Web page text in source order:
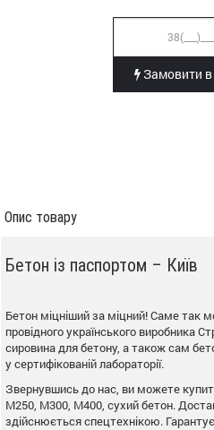
Замовити в
Опис товару
Бетон із паспортом – Київ
Бетон міцніший за міцний! Саме так
провідного українського виробника
сировина для бетону, а також сам
у сертифікованій лабораторії.
Звернувшись до нас, ви можете
М250, М300, М400, сухий бетон.
здійснюється спецтехнікою.